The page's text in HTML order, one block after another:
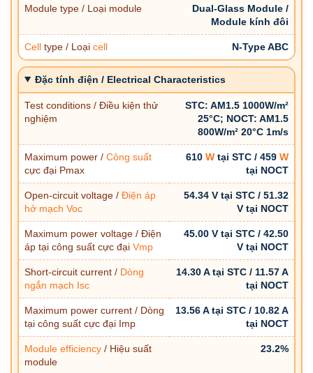
Module type / Loại module
Dual-Glass Module /
Module kính đôi
Cell type / Loại cell N-Type ABC
Đặc tính điện / Electrical Characteristics
Test conditions / Điều kiện thử
nghiệm
STC: AM1.5 1000W/m²
25°C; NOCT: AM1.5
800W/m² 20°C 1m/s
Maximum power / Công suất
cực đại Pmax
610 W tại STC / 459 W
tại NOCT
Open-circuit voltage / Điện áp
hở mạch Voc
54.34 V tại STC / 51.32
V tại NOCT
Maximum power voltage / Điện
áp tại công suất cực đại Vmp
45.00 V tại STC / 42.50
V tại NOCT
Short-circuit current / Dòng
ngắn mạch Isc
14.30 A tại STC / 11.57 A
tại NOCT
Maximum power current / Dòng
tại công suất cực đại Imp
13.56 A tại STC / 10.82 A
tại NOCT
Module efficiency / Hiệu suất
module
23.2%